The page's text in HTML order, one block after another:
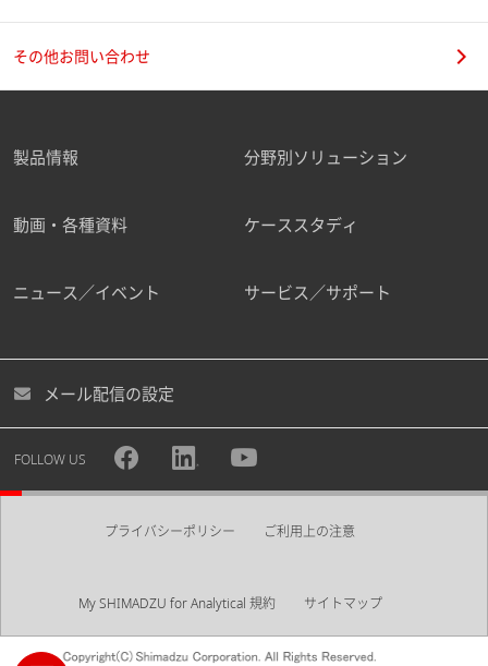
その他お問い合わせ
製品情報 分野別ソリューション
動画・各種資料 ケーススタディ
ニュース／イベント サービス／サポート
メール配信の設定
FOLLOW US
プライバシーポリシー ご利用上の注意
My SHIMADZU for Analytical 規約 サイトマップ